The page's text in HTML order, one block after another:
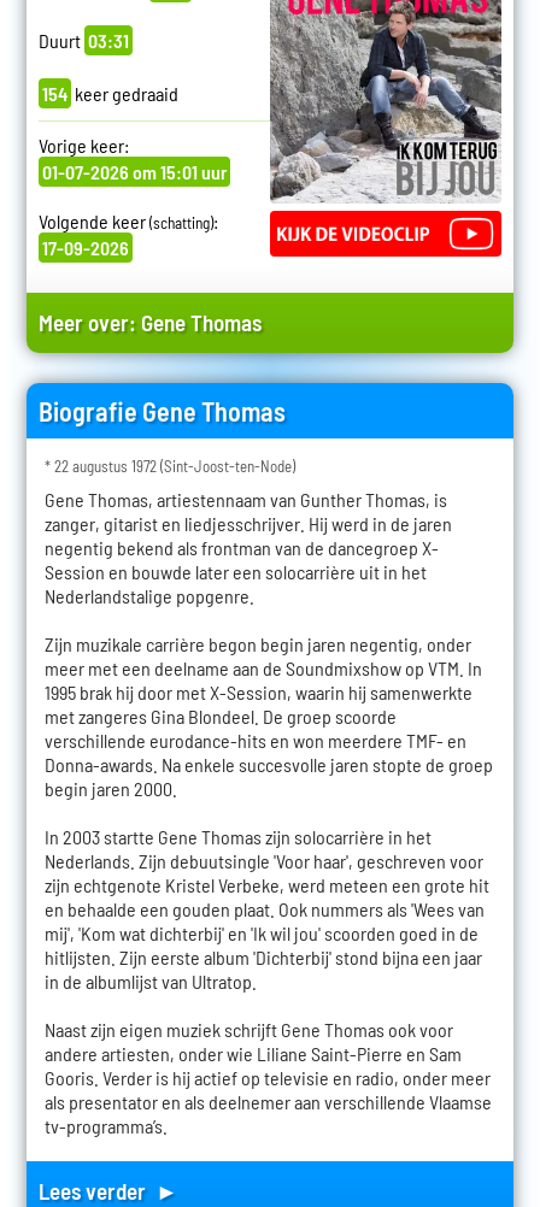
Duurt 03:31
154 keer gedraaid
Vorige keer:
01-07-2026 om 15:01 uur
Volgende keer(schatting):
17-09-2026
Meer over: Gene Thomas
Biografie Gene Thomas
* 22 augustus 1972 (Sint-Joost-ten-Node)
Gene Thomas, artiestennaam van Gunther Thomas, is
zanger, gitarist en liedjesschrijver. Hij werd in de jaren
negentig bekend als frontman van de dancegroep X-
Session en bouwde later een solocarrière uit in het
Nederlandstalige popgenre.
Zijn muzikale carrière begon begin jaren negentig, onder
meer met een deelname aan de Soundmixshow op VTM. In
1995 brak hij door met X-Session, waarin hij samenwerkte
met zangeres Gina Blondeel. De groep scoorde
verschillende eurodance-hits en won meerdere TMF- en
Donna-awards. Na enkele succesvolle jaren stopte de groep
begin jaren 2000.
In 2003 startte Gene Thomas zijn solocarrière in het
Nederlands. Zijn debuutsingle 'Voor haar', geschreven voor
zijn echtgenote Kristel Verbeke, werd meteen een grote hit
en behaalde een gouden plaat. Ook nummers als 'Wees van
mij', 'Kom wat dichterbij' en 'Ik wil jou' scoorden goed in de
hitlijsten. Zijn eerste album 'Dichterbij' stond bijna een jaar
in de albumlijst van Ultratop.
Naast zijn eigen muziek schrijft Gene Thomas ook voor
andere artiesten, onder wie Liliane Saint-Pierre en Sam
Gooris. Verder is hij actief op televisie en radio, onder meer
als presentator en als deelnemer aan verschillende Vlaamse
tv-programma’s.
Lees verder ►